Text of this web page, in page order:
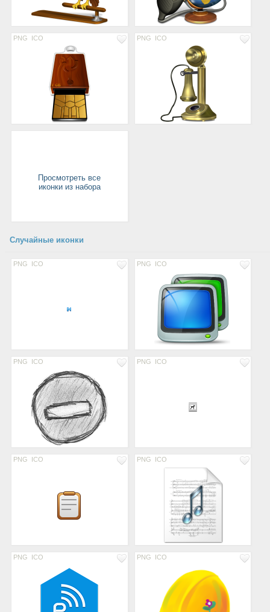
PNG ICO PNG ICO
Просмотреть все
иконки из набора
Случайные иконки
PNG ICO PNG ICO
PNG ICO PNG ICO
PNG ICO PNG ICO
PNG ICO PNG ICO